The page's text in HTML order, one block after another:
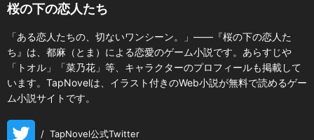
桜の下の恋人たち
「ある恋人たちの、切ないワンシーン。」――『桜の下の恋人た
ち』は、都麻（とま）による恋愛のゲーム小説です。あらすじや
「トオル」「菜乃花」等、キャラクターのプロフィールも掲載して
います。TapNovelは、イラスト付きのWeb小説が無料で読めるゲー
ム小説サイトです。
/ TapNovel公式Twitter